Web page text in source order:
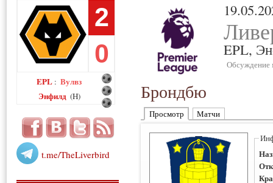
2
0
EPL : Вулвз
Энфилд (H)
t.me/TheLiverbird
EPL,
Брондбю
Просмотр Матчи